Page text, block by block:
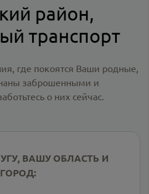
район,
транспорт
где покоятся Ваши родные,
заброшенными и
о них сейчас.
ВАШУ ОБЛАСТЬ И
ГОРОД: